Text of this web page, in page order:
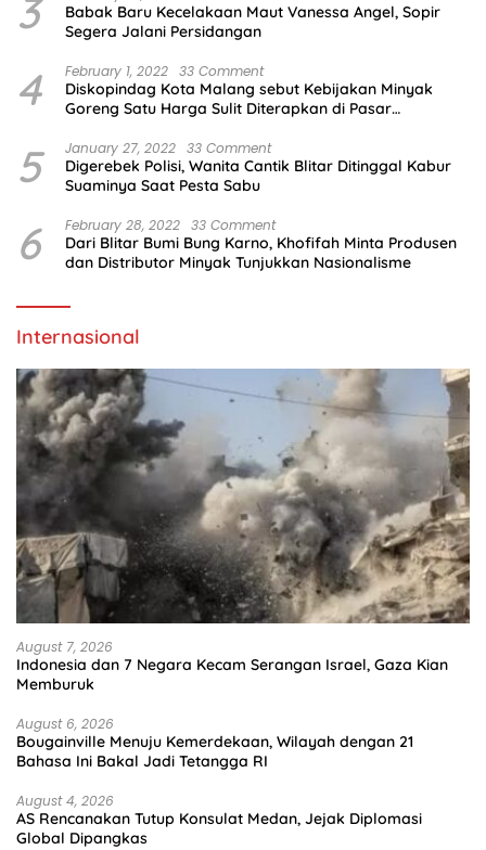
3
Babak Baru Kecelakaan Maut Vanessa Angel, Sopir
Segera Jalani Persidangan
4 February 1, 2022 33 Comment
Diskopindag Kota Malang sebut Kebijakan Minyak
Goreng Satu Harga Sulit Diterapkan di Pasar
5 January 27, 2022 33 Comment
Digerebek Polisi, Wanita Cantik Blitar Ditinggal Kabur
Suaminya Saat Pesta Sabu
6 February 28, 2022 33 Comment
Dari Blitar Bumi Bung Karno, Khofifah Minta Produsen
dan Distributor Minyak Tunjukkan Nasionalisme
Internasional
August 7, 2026
Indonesia dan 7 Negara Kecam Serangan Israel, Gaza Kian
Memburuk
August 6, 2026
Bougainville Menuju Kemerdekaan, Wilayah dengan 21
Bahasa Ini Bakal Jadi Tetangga RI
August 4, 2026
AS Rencanakan Tutup Konsulat Medan, Jejak Diplomasi
Global Dipangkas